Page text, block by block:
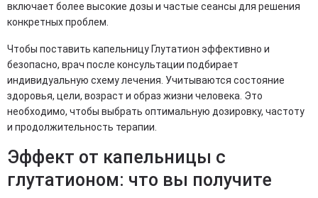
включает более высокие дозы и частые сеансы для решения
конкретных проблем.
Чтобы поставить капельницу Глутатион эффективно и
безопасно, врач после консультации подбирает
индивидуальную схему лечения. Учитываются состояние
здоровья, цели, возраст и образ жизни человека. Это
необходимо, чтобы выбрать оптимальную дозировку, частоту
и продолжительность терапии.
Эффект от капельницы с
глутатионом: что вы получите